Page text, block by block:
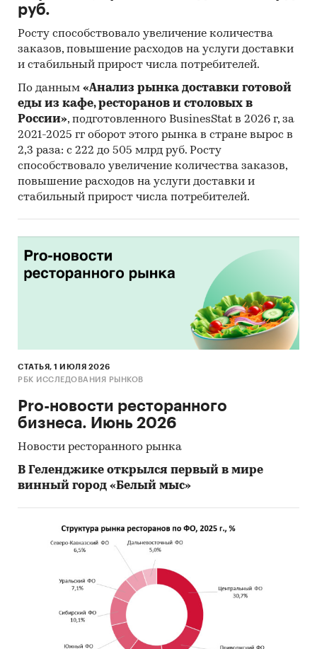
руб.
Росту способствовало увеличение количества
заказов, повышение расходов на услуги доставки
и стабильный прирост числа потребителей.
По данным «Анализ рынка доставки готовой
еды из кафе, ресторанов и столовых в
России», подготовленного BusinesStat в 2026 г, за
2021-2025 гг оборот этого рынка в стране вырос в
2,3 раза: с 222 до 505 млрд руб. Росту
способствовало увеличение количества заказов,
повышение расходов на услуги доставки и
стабильный прирост числа потребителей.
СТАТЬЯ, 1 ИЮЛЯ 2026
РБК ИССЛЕДОВАНИЯ РЫНКОВ
Pro-новости ресторанного
бизнеса. Июнь 2026
Новости ресторанного рынка
В Геленджике открылся первый в мире
винный город «Белый мыс»